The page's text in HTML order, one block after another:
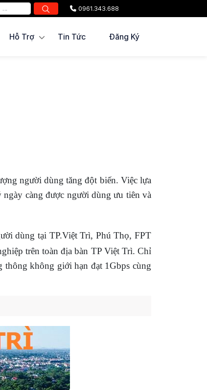
0961.343.688
Hỗ Trợ Tin Tức Đăng Ký
người dùng tăng đột biến. Việc lựa
càng được người dùng ưu tiên và
dùng tại TP.Việt Trì, Phú Thọ, FPT
trên toàn địa bàn TP Việt Trì. Chỉ
thông không giới hạn đạt 1Gbps cùng